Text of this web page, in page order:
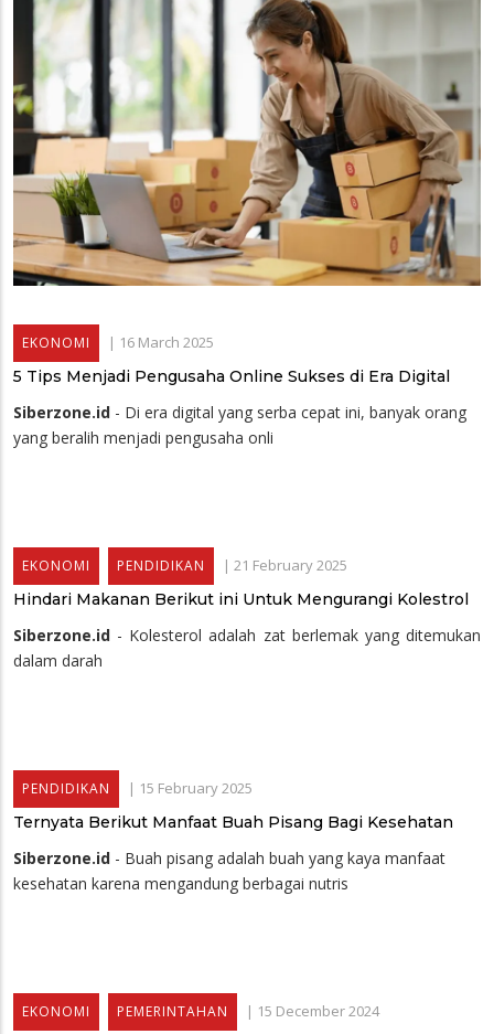
EKONOMI | 16 March 2025
5 Tips Menjadi Pengusaha Online Sukses di Era Digital
Siberzone.id - Di era digital yang serba cepat ini, banyak orang
yang beralih menjadi pengusaha onli
EKONOMI PENDIDIKAN | 21 February 2025
Hindari Makanan Berikut ini Untuk Mengurangi Kolestrol
Siberzone.id - Kolesterol adalah zat berlemak yang ditemukan
dalam darah
PENDIDIKAN | 15 February 2025
Ternyata Berikut Manfaat Buah Pisang Bagi Kesehatan
Siberzone.id - Buah pisang adalah buah yang kaya manfaat
kesehatan karena mengandung berbagai nutris
EKONOMI PEMERINTAHAN | 15 December 2024